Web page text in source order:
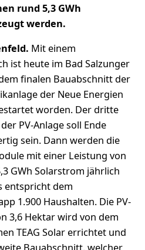
rund 5,3 GWh
werden.
Mit einem
ist heute im Bad Salzunger
finalen Bauabschnitt der
der Neue Energien
worden. Der dritte
PV-Anlage soll Ende
sein. Dann werden die
mit einer Leistung von
GWh Solarstrom jährlich
entspricht dem
1.900 Haushalten. Die PV-
3,6 Hektar wird von dem
TEAG Solar errichtet und